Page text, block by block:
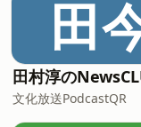
田
文化放送PodcastQR